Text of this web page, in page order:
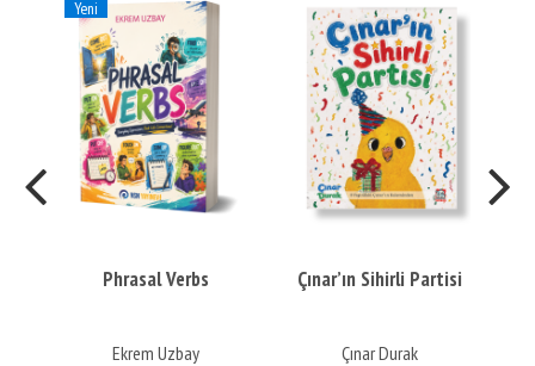
Yeni
Phrasal Verbs
Ekrem Uzbay
Çınar’ın Sihirli Partisi
Çınar Durak